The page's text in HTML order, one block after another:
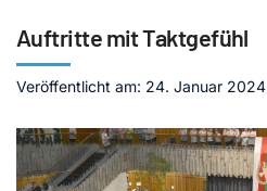
Service
Mediathek
Jetzt abonnieren
Kontakt
Auftritte mit Taktgefühl
Veröffentlicht am: 24. Januar 2024